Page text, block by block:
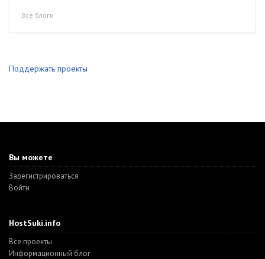
Все блоги
Поддержать проекты
Вы можете
Зарегистрироваться
Войти
HostSuki.info
Все проекты
Информационный блог